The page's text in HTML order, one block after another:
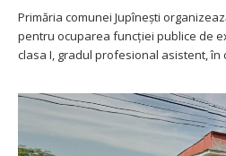
Primăria comunei Jupîneşti
pentru ocuparea funcţiei publice de
clasa I, gradul profesional asistent, în